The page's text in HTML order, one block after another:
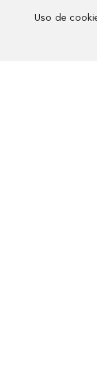
Uso de